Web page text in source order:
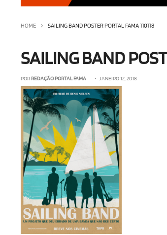
HOME SAILING BAND POSTER PORTAL FAMA 110118
SAILING BAND
POR REDAÇÃO PORTAL FAMA • JANEIRO 12, 2018